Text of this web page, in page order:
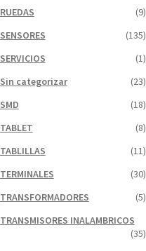
RUEDAS
(9)
SENSORES
(135)
SERVICIOS
(1)
Sin categorizar
(23)
SMD
(18)
TABLET
(8)
TABLILLAS
(11)
TERMINALES
(30)
TRANSFORMADORES
(5)
TRANSMISORES INALAMBRICOS
(35)